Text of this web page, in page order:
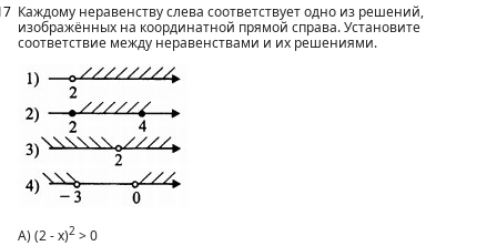
Каждому неравенству слева соответствует одно из решений,
изображённых на координатной прямой справа. Установите
соответствие между неравенствами и их решениями.
А) (2 - x)2 > 0